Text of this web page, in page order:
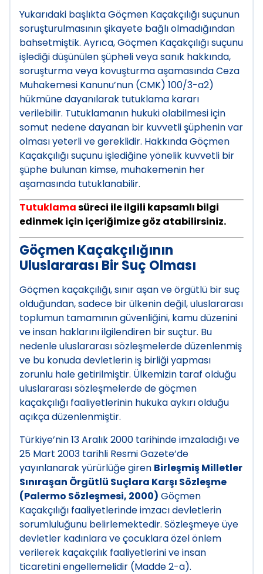
Yukarıdaki başlıkta Göçmen Kaçakçılığı suçunun
soruşturulmasının şikayete bağlı olmadığından
bahsetmiştik. Ayrıca, Göçmen Kaçakçılığı suçunu
işlediği düşünülen şüpheli veya sanık hakkında,
soruşturma veya kovuşturma aşamasında Ceza
Muhakemesi Kanunu’nun (CMK) 100/3-a2)
hükmüne dayanılarak tutuklama kararı
verilebilir. Tutuklamanın hukuki olabilmesi için
somut nedene dayanan bir kuvvetli şüphenin var
olması yeterli ve gereklidir. Hakkında Göçmen
Kaçakçılığı suçunu işlediğine yönelik kuvvetli bir
şüphe bulunan kimse, muhakemenin her
aşamasında tutuklanabilir.
Tutuklamasüreci ile ilgili kapsamlı bilgi
edinmek için içeriğimize göz atabilirsiniz.
Göçmen Kaçakçılığının
Uluslararası Bir Suç Olması
Göçmen kaçakçılığı, sınır aşan ve örgütlü bir suç
olduğundan, sadece bir ülkenin değil, uluslararası
toplumun tamamının güvenliğini, kamu düzenini
ve insan haklarını ilgilendiren bir suçtur. Bu
nedenle uluslararası sözleşmelerde düzenlenmiş
ve bu konuda devletlerin iş birliği yapması
zorunlu hale getirilmiştir. Ülkemizin taraf olduğu
uluslararası sözleşmelerde de göçmen
kaçakçılığı faaliyetlerinin hukuka aykırı olduğu
açıkça düzenlenmiştir.
Türkiye’nin 13 Aralık 2000 tarihinde imzaladığı ve
25 Mart 2003 tarihli Resmi Gazete’de
yayınlanarak yürürlüğe giren Birleşmiş Milletler
Sınıraşan Örgütlü Suçlara Karşı Sözleşme
(Palermo Sözleşmesi, 2000) Göçmen
Kaçakçılığı faaliyetlerinde imzacı devletlerin
sorumluluğunu belirlemektedir. Sözleşmeye üye
devletler kadınlara ve çocuklara özel önlem
verilerek kaçakçılık faaliyetlerini ve insan
ticaretini engellemelidir (Madde 2-a).